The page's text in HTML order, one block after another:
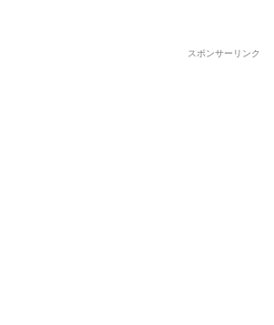
スポンサーリンク